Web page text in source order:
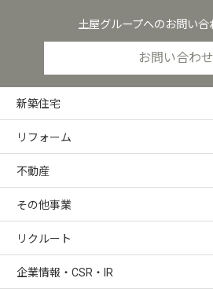
土屋グループへのお問い合
お問い合わせ
新築住宅
土屋ホーム
CARDINAL HOUSE
LIZNAS
リフォーム
土屋ホームトピア
不動産
土屋ホーム不動産
その他事業
土屋ホームレジデンス
土屋ソーラーファクトリー
リクルート
企業情報・CSR・IR